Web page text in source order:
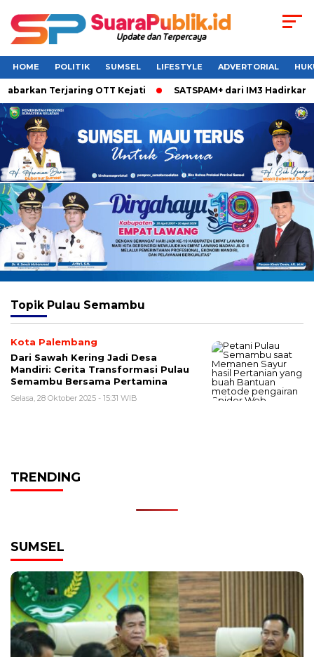
HOME POLITIK SUMSEL LIFESTYLE ADVERTORIAL
Terjaring OTT Kejati SATSPAM+ dari IM3 Hadirkan
Topik Pulau Semambu
Kota Palembang
Dari Sawah Kering Jadi Desa
Mandiri: Cerita Transformasi Pulau
Semambu Bersama Pertamina
Selasa, 28 Oktober 2025 - 15:31 WIB
TRENDING
SUMSEL